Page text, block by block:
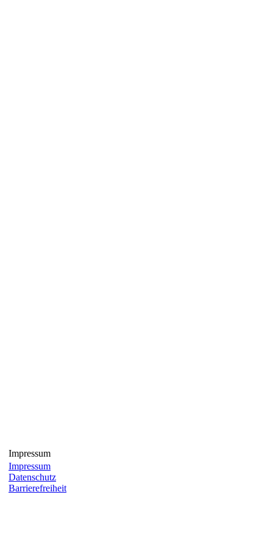
Impressum
Impressum
Datenschutz
Barrierefreiheit